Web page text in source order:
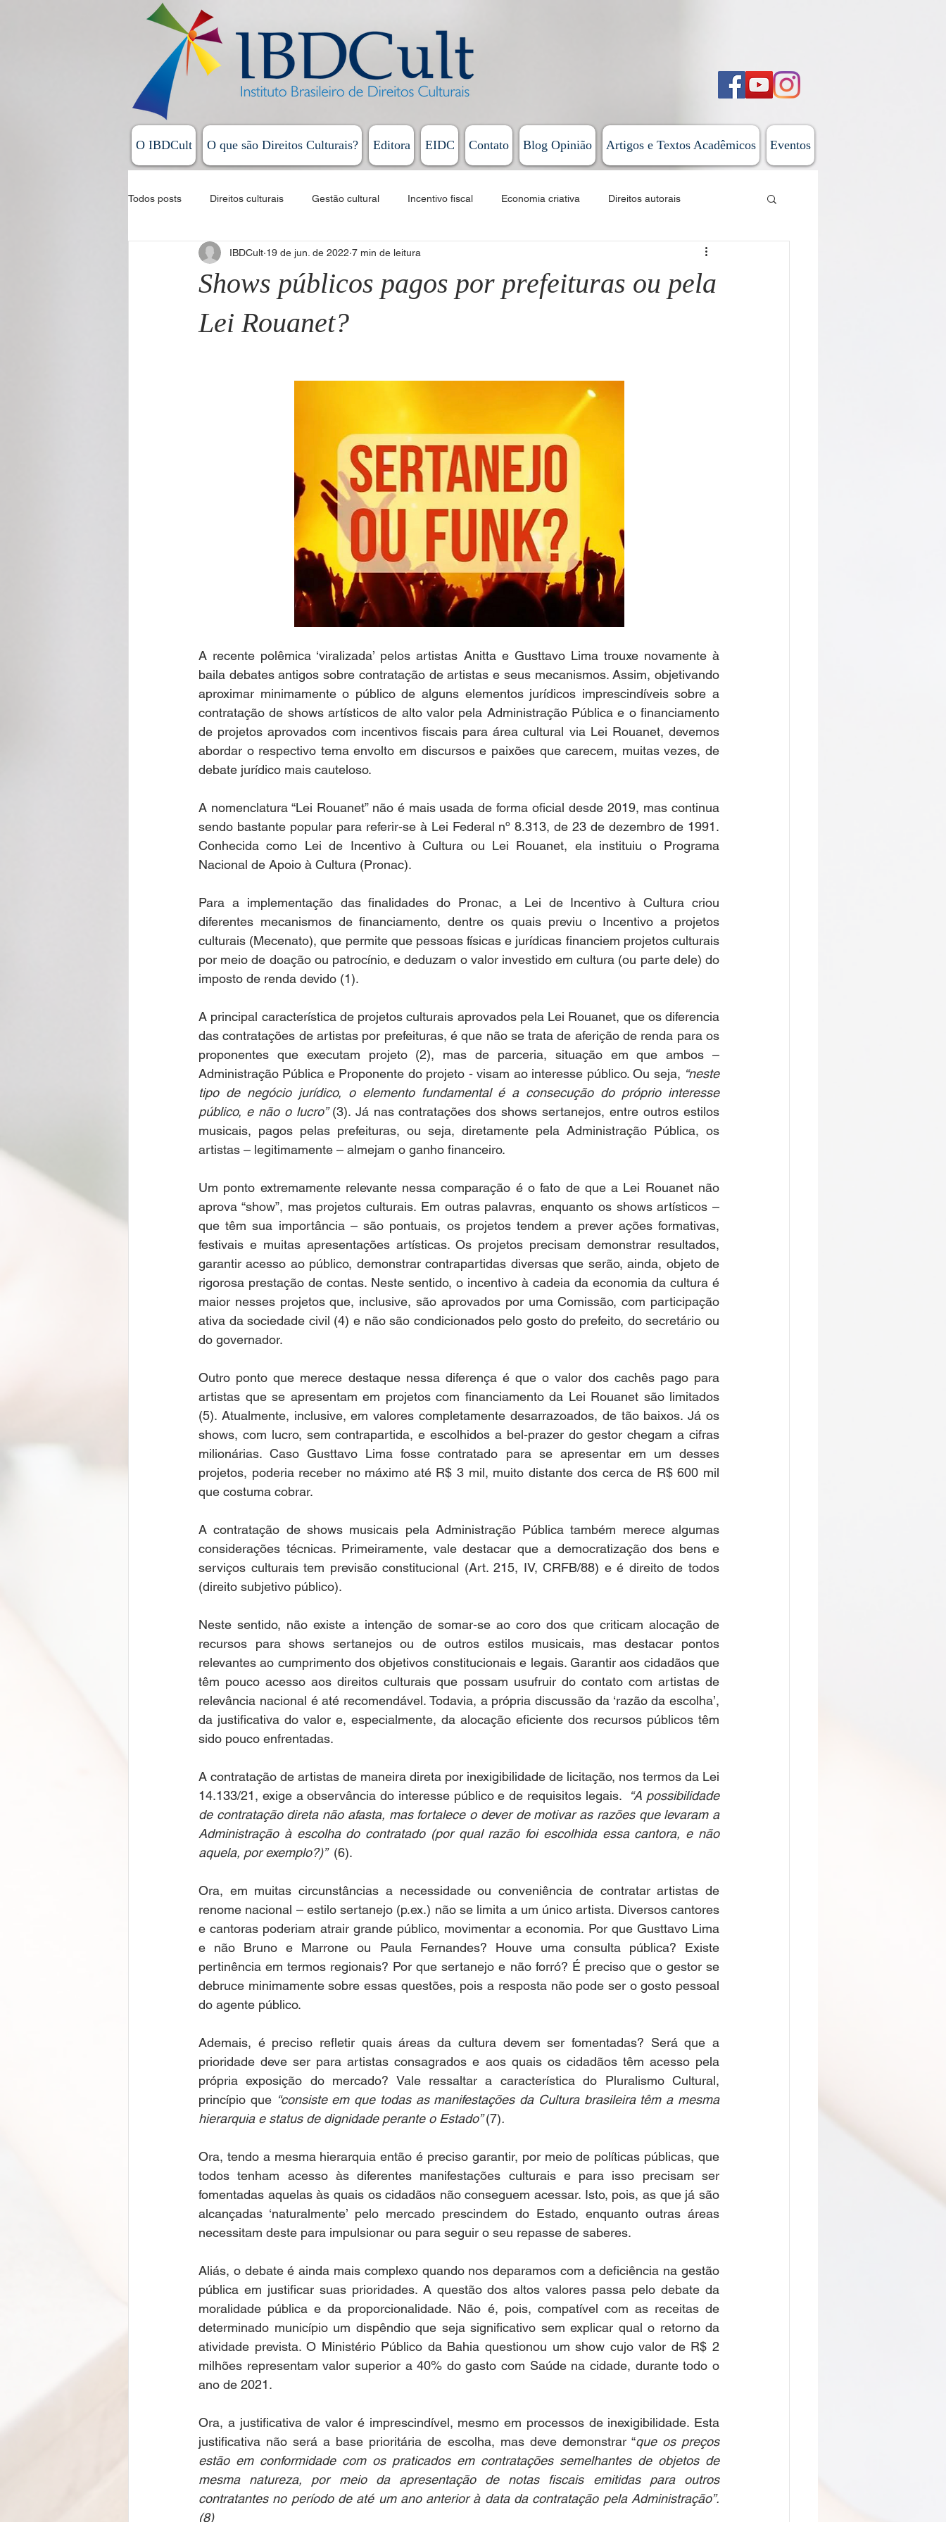
O IBDCult O que são Direitos Culturais? Editora EIDC Contato Blog Opinião Artigos e Textos Acadêmicos Eventos
Todos posts Direitos culturais Gestão cultural Incentivo fiscal Economia criativa Direitos autorais
Sistema Nacional de Cultura Educação Cursos
Marcus Pinto Aguiar - Metanoia José Olímpio - Collaborate
Cibele Alexandre Uchoa - Novelo Carolina Wanderley - Mironga
Aramis Macêdo - Mixto Cultural Maria Helena Japiassu - Arte Venia Artur Paiva - Contraponto
Shows públicos pagos por prefeituras ou pela
Lei Rouanet?
IBDCult 19 de jun. de 2022 7 min de leitura
A recente polêmica ‘viralizada’ pelos artistas Anitta e Gusttavo Lima trouxe novamente à
baila debates antigos sobre contratação de artistas e seus mecanismos. Assim, objetivando
aproximar minimamente o público de alguns elementos jurídicos imprescindíveis sobre a
contratação de shows artísticos de alto valor pela Administração Pública e o financiamento
de projetos aprovados com incentivos fiscais para área cultural via Lei Rouanet, devemos
abordar o respectivo tema envolto em discursos e paixões que carecem, muitas vezes, de
debate jurídico mais cauteloso.
A nomenclatura “Lei Rouanet” não é mais usada de forma oficial desde 2019, mas continua
sendo bastante popular para referir-se à Lei Federal nº 8.313, de 23 de dezembro de 1991.
Conhecida como Lei de Incentivo à Cultura ou Lei Rouanet, ela instituiu o Programa
Nacional de Apoio à Cultura (Pronac).
Para a implementação das finalidades do Pronac, a Lei de Incentivo à Cultura criou
diferentes mecanismos de financiamento, dentre os quais previu o Incentivo a projetos
culturais (Mecenato), que permite que pessoas físicas e jurídicas financiem projetos culturais
por meio de doação ou patrocínio, e deduzam o valor investido em cultura (ou parte dele) do
imposto de renda devido (1).
A principal característica de projetos culturais aprovados pela Lei Rouanet, que os diferencia
das contratações de artistas por prefeituras, é que não se trata de aferição de renda para os
proponentes que executam projeto (2), mas de parceria, situação em que ambos –
Administração Pública e Proponente do projeto - visam ao interesse público. Ou seja, “neste
tipo de negócio jurídico, o elemento fundamental é a consecução do próprio interesse
público, e não o lucro” (3). Já nas contratações dos shows sertanejos, entre outros estilos
musicais, pagos pelas prefeituras, ou seja, diretamente pela Administração Pública, os
artistas – legitimamente – almejam o ganho financeiro.
Um ponto extremamente relevante nessa comparação é o fato de que a Lei Rouanet não
aprova “show”, mas projetos culturais. Em outras palavras, enquanto os shows artísticos –
que têm sua importância – são pontuais, os projetos tendem a prever ações formativas,
festivais e muitas apresentações artísticas. Os projetos precisam demonstrar resultados,
garantir acesso ao público, demonstrar contrapartidas diversas que serão, ainda, objeto de
rigorosa prestação de contas. Neste sentido, o incentivo à cadeia da economia da cultura é
maior nesses projetos que, inclusive, são aprovados por uma Comissão, com participação
ativa da sociedade civil (4) e não são condicionados pelo gosto do prefeito, do secretário ou
do governador.
Outro ponto que merece destaque nessa diferença é que o valor dos cachês pago para
artistas que se apresentam em projetos com financiamento da Lei Rouanet são limitados
(5). Atualmente, inclusive, em valores completamente desarrazoados, de tão baixos. Já os
shows, com lucro, sem contrapartida, e escolhidos a bel-prazer do gestor chegam a cifras
milionárias. Caso Gusttavo Lima fosse contratado para se apresentar em um desses
projetos, poderia receber no máximo até R$ 3 mil, muito distante dos cerca de R$ 600 mil
que costuma cobrar.
A contratação de shows musicais pela Administração Pública também merece algumas
considerações técnicas. Primeiramente, vale destacar que a democratização dos bens e
serviços culturais tem previsão constitucional (Art. 215, IV, CRFB/88) e é direito de todos
(direito subjetivo público).
Neste sentido, não existe a intenção de somar-se ao coro dos que criticam alocação de
recursos para shows sertanejos ou de outros estilos musicais, mas destacar pontos
relevantes ao cumprimento dos objetivos constitucionais e legais. Garantir aos cidadãos que
têm pouco acesso aos direitos culturais que possam usufruir do contato com artistas de
relevância nacional é até recomendável. Todavia, a própria discussão da ‘razão da escolha’,
da justificativa do valor e, especialmente, da alocação eficiente dos recursos públicos têm
sido pouco enfrentadas.
A contratação de artistas de maneira direta por inexigibilidade de licitação, nos termos da Lei
14.133/21, exige a observância do interesse público e de requisitos legais.
“A possibilidade
de contratação direta não afasta, mas fortalece o dever de motivar as razões que levaram a
Administração à escolha do contratado (por qual razão foi escolhida essa cantora, e não
aquela, por exemplo?)” (6).
Ora, em muitas circunstâncias a necessidade ou conveniência de contratar artistas de
renome nacional – estilo sertanejo (p.ex.) não se limita a um único artista. Diversos cantores
e cantoras poderiam atrair grande público, movimentar a economia. Por que Gusttavo Lima
e não Bruno e Marrone ou Paula Fernandes? Houve uma consulta pública? Existe
pertinência em termos regionais? Por que sertanejo e não forró? É preciso que o gestor se
debruce minimamente sobre essas questões, pois a resposta não pode ser o gosto pessoal
do agente público.
Ademais, é preciso refletir quais áreas da cultura devem ser fomentadas? Será que a
prioridade deve ser para artistas consagrados e aos quais os cidadãos têm acesso pela
própria exposição do mercado? Vale ressaltar a característica do Pluralismo Cultural,
princípio que “consiste em que todas as manifestações da Cultura brasileira têm a mesma
hierarquia e status de dignidade perante o Estado” (7).
Ora, tendo a mesma hierarquia então é preciso garantir, por meio de políticas públicas, que
todos tenham acesso às diferentes manifestações culturais e para isso precisam ser
fomentadas aquelas às quais os cidadãos não conseguem acessar. Isto, pois, as que já são
alcançadas ‘naturalmente’ pelo mercado prescindem do Estado, enquanto outras áreas
necessitam deste para impulsionar ou para seguir o seu repasse de saberes.
Aliás, o debate é ainda mais complexo quando nos deparamos com a deficiência na gestão
pública em justificar suas prioridades. A questão dos altos valores passa pelo debate da
moralidade pública e da proporcionalidade. Não é, pois, compatível com as receitas de
determinado município um dispêndio que seja significativo sem explicar qual o retorno da
atividade prevista. O Ministério Público da Bahia questionou um show cujo valor de R$ 2
milhões representam valor superior a 40% do gasto com Saúde na cidade, durante todo o
ano de 2021.
Ora, a justificativa de valor é imprescindível, mesmo em processos de inexigibilidade. Esta
justificativa não será a base prioritária de escolha, mas deve demonstrar “que os preços
estão em conformidade com os praticados em contratações semelhantes de objetos de
mesma natureza, por meio da apresentação de notas fiscais emitidas para outros
contratantes no período de até um ano anterior à data da contratação pela Administração”.
(8)